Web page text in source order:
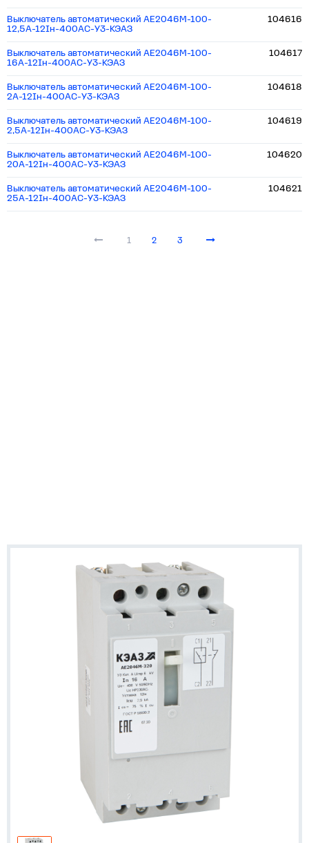
Выключатель автоматический АЕ2046М-100-
12,5А-12Iн-400AC-У3-КЭАЗ
104616
Выключатель автоматический АЕ2046М-100-
16А-12Iн-400AC-У3-КЭАЗ
104617
Выключатель автоматический АЕ2046М-100-
2А-12Iн-400AC-У3-КЭАЗ
104618
Выключатель автоматический АЕ2046М-100-
2,5А-12Iн-400AC-У3-КЭАЗ
104619
Выключатель автоматический АЕ2046М-100-
20А-12Iн-400AC-У3-КЭАЗ
104620
Выключатель автоматический АЕ2046М-100-
25А-12Iн-400AC-У3-КЭАЗ
104621
1 2 3